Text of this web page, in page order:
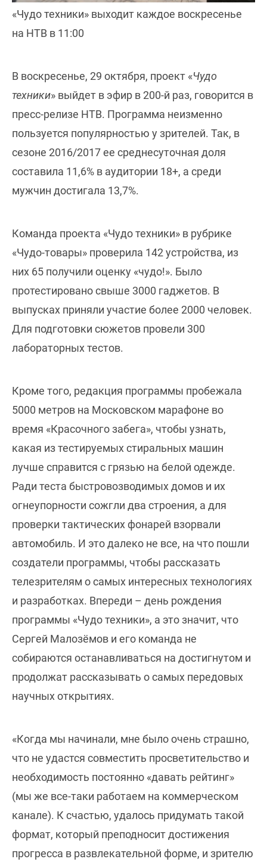
«Чудо техники» выходит каждое воскресенье
на НТВ в 11:00
В воскресенье, 29 октября, проект «Чудо
техники» выйдет в эфир в 200-й раз, говорится в
пресс-релизе НТВ. Программа неизменно
пользуется популярностью у зрителей. Так, в
сезоне 2016/2017 ее среднесуточная доля
составила 11,6% в аудитории 18+, а среди
мужчин достигала 13,7%.
Команда проекта «Чудо техники» в рубрике
«Чудо-товары» проверила 142 устройства, из
них 65 получили оценку «чудо!». Было
протестировано свыше 3000 гаджетов. В
выпусках приняли участие более 2000 человек.
Для подготовки сюжетов провели 300
лабораторных тестов.
Кроме того, редакция программы пробежала
5000 метров на Московском марафоне во
время «Красочного забега», чтобы узнать,
какая из тестируемых стиральных машин
лучше справится с грязью на белой одежде.
Ради теста быстровозводимых домов и их
огнеупорности сожгли два строения, а для
проверки тактических фонарей взорвали
автомобиль. И это далеко не все, на что пошли
создатели программы, чтобы рассказать
телезрителям о самых интересных технологиях
и разработках. Впереди – день рождения
программы «Чудо техники», а это значит, что
Сергей Малозёмов и его команда не
собираются останавливаться на достигнутом и
продолжат рассказывать о самых передовых
научных открытиях.
«Когда мы начинали, мне было очень страшно,
что не удастся совместить просветительство и
необходимость постоянно «давать рейтинг»
(мы же все-таки работаем на коммерческом
канале). К счастью, удалось придумать такой
формат, который преподносит достижения
прогресса в развлекательной форме, и зрителю